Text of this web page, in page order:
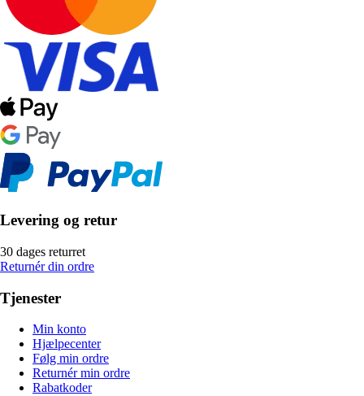
Levering og retur
30 dages returret
Returnér din ordre
Tjenester
Min konto
Hjælpecenter
Følg min ordre
Returnér min ordre
Rabatkoder